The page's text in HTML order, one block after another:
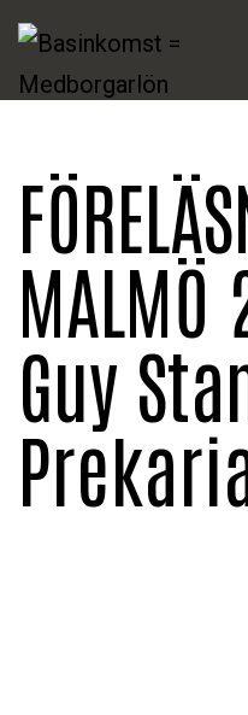
Skip
content
Basinkomst
=
Guy